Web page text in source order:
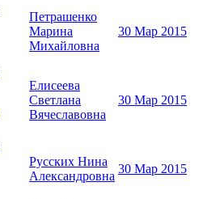
Петрашенко
Марина
Михайловна
30 Мар 2015
Елисеева
Светлана
Вячеславовна
30 Мар 2015
Русских Нина
Александровна
30 Мар 2015